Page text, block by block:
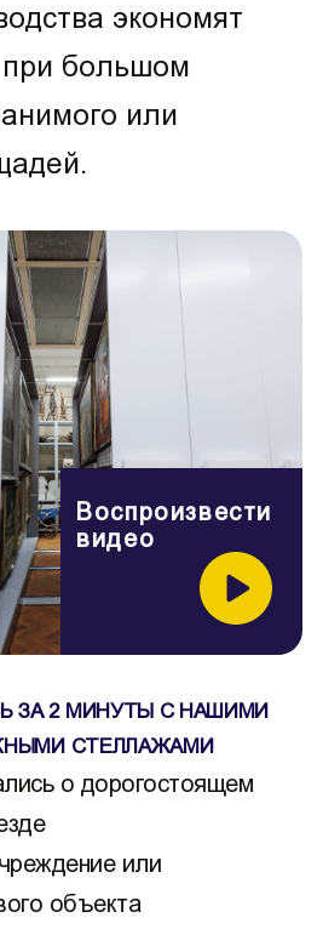
экономят
при большом
или
Воспроизвести
видео
ЗА 2 МИНУТЫ С НАШИМИ
СТЕЛЛАЖАМИ
о дорогостоящем
или
объекта